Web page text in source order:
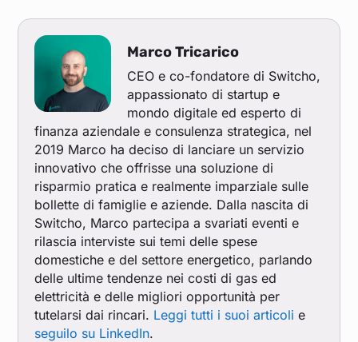
Marco Tricarico
CEO e co-fondatore di Switcho,
appassionato di startup e
mondo digitale ed esperto di
finanza aziendale e consulenza strategica, nel
2019 Marco ha deciso di lanciare un servizio
innovativo che offrisse una soluzione di
risparmio pratica e realmente imparziale sulle
bollette di famiglie e aziende. Dalla nascita di
Switcho, Marco partecipa a svariati eventi e
rilascia interviste sui temi delle spese
domestiche e del settore energetico, parlando
delle ultime tendenze nei costi di gas ed
elettricità e delle migliori opportunità per
tutelarsi dai rincari. Leggi tutti i suoi articoli e
seguilo su LinkedIn.